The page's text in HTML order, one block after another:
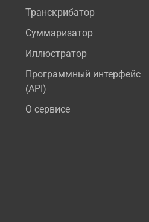
Транскрибатор
Суммаризатор
Иллюстратор
Программный интерфейс
(API)
О сервисе